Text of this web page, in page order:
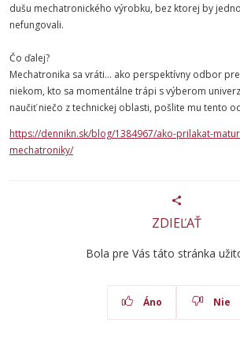
dušu mechatronického výrobku, bez ktorej by
nefungovali.
Čo ďalej?
Mechatronika sa vráti… ako perspektívny odbor
niekom, kto sa momentálne trápi s výberom
naučiť niečo z technickej oblasti, pošlite mu tento
https://dennikn.sk/blog/1384967/ako-prilakat-
mechatroniky/
ZDIEĽAŤ
Bola pre Vás táto stránka
Áno Nie